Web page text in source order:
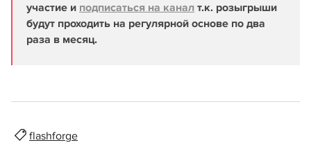
участие и подписаться на канал т.к. розыгрыши
будут проходить на регулярной основе по два
раза в месяц.
flashforge